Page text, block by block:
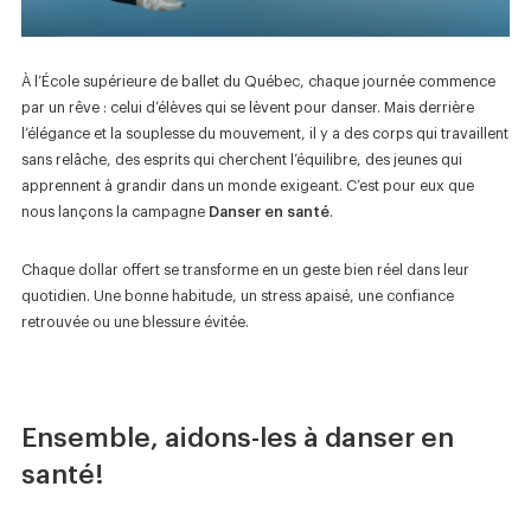
Boutique
Nous joindre
SUIVEZ-NOUS :
À l’École supérieure de ballet du Québec, chaque journée commence
par un rêve : celui d’élèves qui se lèvent pour danser. Mais derrière
l’élégance et la souplesse du mouvement, il y a des corps qui travaillent
sans relâche, des esprits qui cherchent l’équilibre, des jeunes qui
apprennent à grandir dans un monde exigeant. C’est pour eux que
nous lançons la campagne Danser en santé.
Chaque dollar offert se transforme en un geste bien réel dans leur
quotidien. Une bonne habitude, un stress apaisé, une confiance
retrouvée ou une blessure évitée.
Ensemble, aidons-les à danser en
santé!